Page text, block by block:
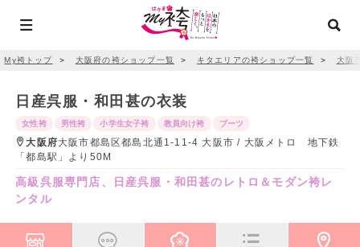
My袴トップ ＞ 大阪府の袴ショップ一覧 ＞ キタエリアの袴ショップ一覧 ＞ 大阪
日産呉服・和田甚の衣装
女性袴 男性袴 小学生女子袴 教員向け袴 ブーツ
大阪府大阪市都島区都島北通1-11-4 大阪市 / 大阪メトロ 地下鉄
「都島駅」より50M
高級呉服専門店、日産呉服・和田甚のレトロ＆モダン袴レ
ンタル